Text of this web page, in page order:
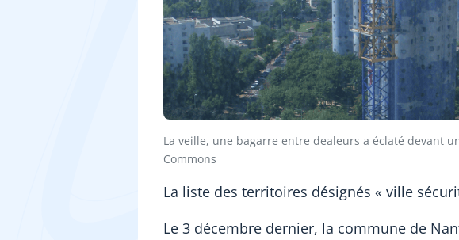
La veille, une bagarre entre dealeurs a éclaté devant
Commons
La liste des territoires désignés « ville
Le 3 décembre dernier, la commune de